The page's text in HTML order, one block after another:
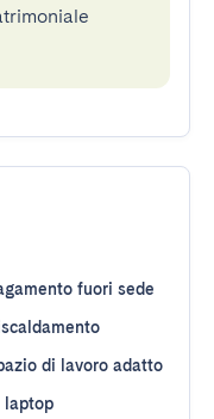
fuori sede
di lavoro adatto
laptop